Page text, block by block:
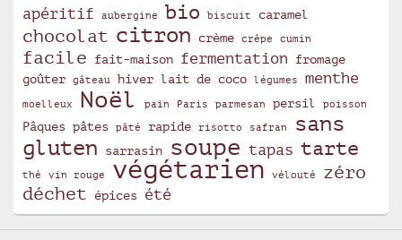
apéritif aubergine bio biscuit caramel
chocolat citron crème crêpe cumin
facile fait-maison fermentation
fromage
goûter
gâteau hiver lait de coco légumes menthe
moelleux Noël pain Paris parmesan persil poisson
Pâques pâtes pâté rapide risotto safran
sans
gluten
sarrasin soupe tapas tarte
thé vin rouge végétarien vélouté
zéro
déchet
épices été